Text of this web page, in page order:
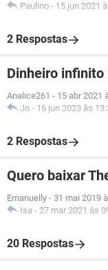
Paulino - 15 jun 2021
2 Respostas
Dinheiro infinito
Analice261 - 15 abr 2021
Jo - 16 jun 2023 às
2 Respostas
Quero baixar
Emanuelly - 31 mai 2019
Isa - 27 mar 2021 às
20 Respostas